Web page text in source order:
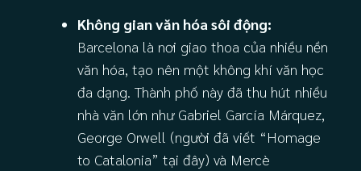
Không gian văn hóa sôi động:
Barcelona là nơi giao thoa của nhiều nền
văn hóa, tạo nên một không khí văn học
đa dạng. Thành phố này đã thu hút nhiều
nhà văn lớn như Gabriel García Márquez,
George Orwell (người đã viết “Homage
to Catalonia” tại đây) và Mercè